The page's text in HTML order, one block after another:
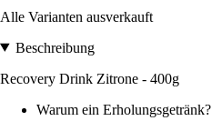
Alle Varianten ausverkauft
Beschreibung
Recovery Drink Zitrone - 400g
Warum ein Erholungsgetränk?